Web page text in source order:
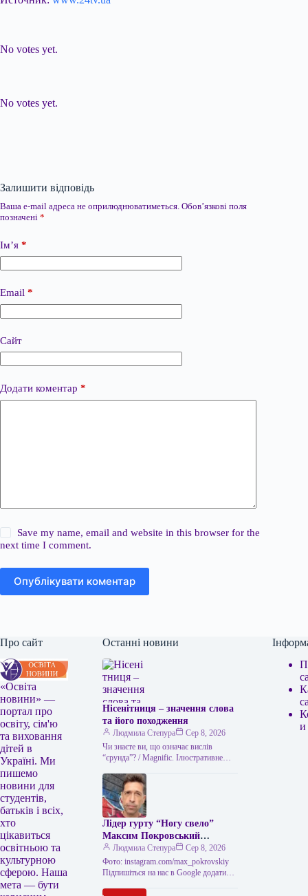
No votes yet.
No votes yet.
Залишити відповідь
Ваша e-mail адреса не оприлюднюватиметься. Обов’язкові поля
позначені *
Ім’я *
Email *
Сайт
Додати коментар *
Save my name, email and website in this browser for the
next time I comment.
Опублікувати коментар
Про сайт
«Освіта
новини» —
портал про
освіту, сім'ю
та виховання
дітей в
Україні. Ми
пишемо
новини для
студентів,
батьків і всіх,
хто
цікавиться
освітньою та
культурною
сферою. Наша
мета — бути
Останні новини
Нісенітниця – значення слова
та його походження
Людмила Степура
Сер 8, 2026
Чи знаєте ви, що означає вислів
“єрунда”? / Magnific. Ілюстративне
виявляється цікавішою за його
пряме…
Лідер гурту “Ногу свело”
Максим Покровський
розповів про причини свого
візиту до України.
Людмила Степура
Сер 8, 2026
Фото: instagram.com/max_pokrovskiy
Підпишіться на нас в Google додати
и